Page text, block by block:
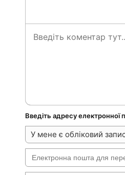
Введіть адресу
У мене є обліковий